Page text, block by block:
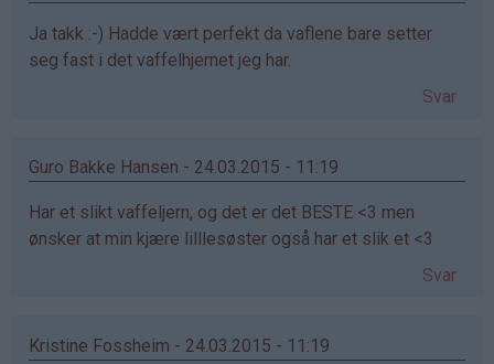
Ja takk :-) Hadde vært perfekt da vaflene bare setter
seg fast i det vaffelhjernet jeg har.
Svar
Guro Bakke Hansen - 24.03.2015 - 11:19
Har et slikt vaffeljern, og det er det BESTE <3 men
ønsker at min kjære lilllesøster også har et slik et <3
Svar
Kristine Fossheim - 24.03.2015 - 11:19